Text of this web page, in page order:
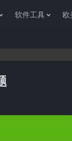
软件工具
您访问资源杂货铺